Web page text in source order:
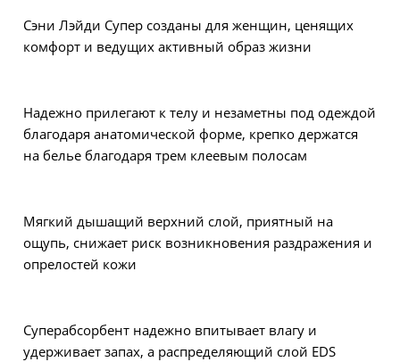
Сэни Лэйди Супер созданы для женщин, ценящих
комфорт и ведущих активный образ жизни
Надежно прилегают к телу и незаметны под одеждой
благодаря анатомической форме, крепко держатся
на белье благодаря трем клеевым полосам
Мягкий дышащий верхний слой, приятный на
ощупь, снижает риск возникновения раздражения и
опрелостей кожи
Суперабсорбент надежно впитывает влагу и
удерживает запах, а распределяющий слой EDS